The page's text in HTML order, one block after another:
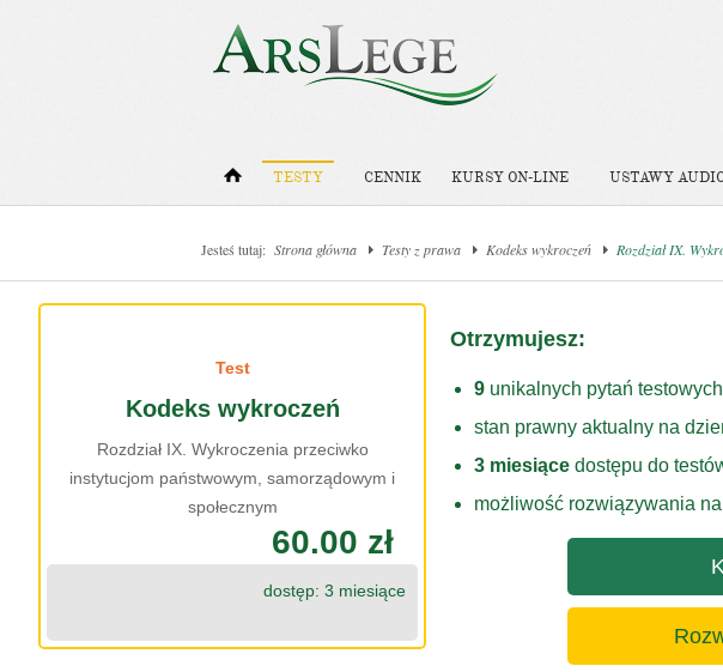
TESTY CENNIK KURSY ON-LINE USTAWY
Jesteś tutaj: Strona główna Testy z prawa Kodeks wykroczeń Rozdział IX.
Test
Kodeks wykroczeń
Rozdział IX. Wykroczenia przeciwko
instytucjom państwowym, samorządowym i
społecznym
60.00 zł
dostęp: 3 miesiące
Otrzymujesz:
9 unikalnych pytań testowych
stan prawny aktualny na
3 miesiące dostępu do
możliwość rozwiązywania